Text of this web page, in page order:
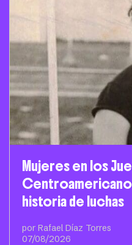
Mujeres en los
historia de luchas
por Rafael Díaz Torres
07/08/2026